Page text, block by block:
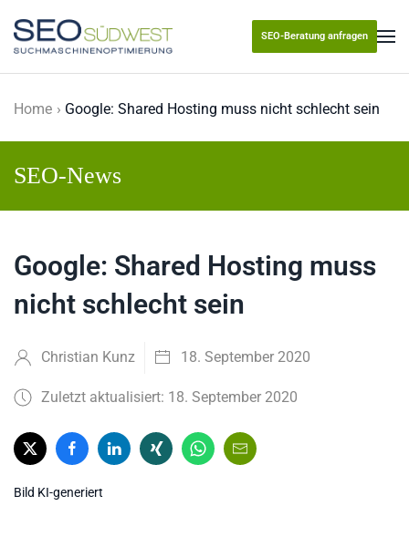
Skip to main content
SEO-Beratung anfragen
Home Google: Shared Hosting muss nicht schlecht sein
SEO-News
Google: Shared Hosting muss
nicht schlecht sein
Christian Kunz 18. September 2020
Zuletzt aktualisiert: 18. September 2020
Bild KI-generiert